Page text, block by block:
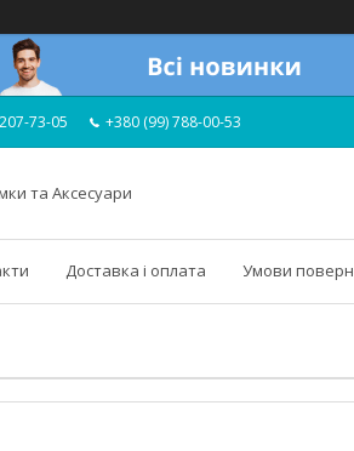
73-05 +380 (99) 788-00-53
та Аксесуари
Доставка і оплата Умови